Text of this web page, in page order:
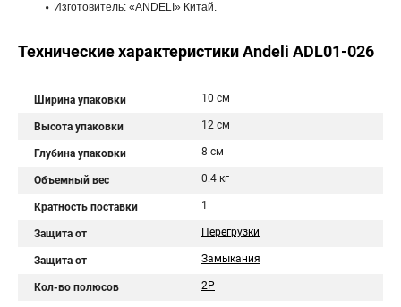
Изготовитель: «ANDELI» Китай.
Технические характеристики Andeli ADL01-026
Ширина упаковки 10 см
Высота упаковки 12 см
Глубина упаковки 8 см
Объемный вес 0.4 кг
Кратность поставки 1
Защита от Перегрузки
Защита от Замыкания
Кол-во полюсов 2P